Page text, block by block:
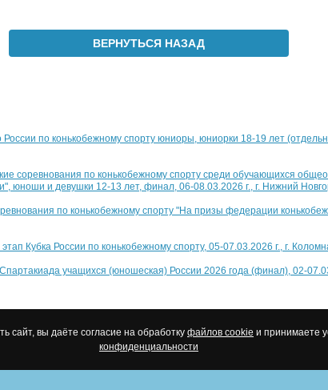
ВЕРНУТЬСЯ НАЗАД
по конькобежному спорту юниоры, юниорки 18-19 лет
соревнования по конькобежному спорту среди обучающихся
юноши и девушки 12-13 лет, финал, 06-08.03.2026 г., г. Нижний
по конькобежному спорту "На призы федерации
Кубка России по конькобежному спорту, 05-07.03.2026 г., г.
учащихся (юношеская) России 2026 года (финал), 02-
сайт, вы даёте согласие на обработку файлов cookie и принимаете
конфиденциальности